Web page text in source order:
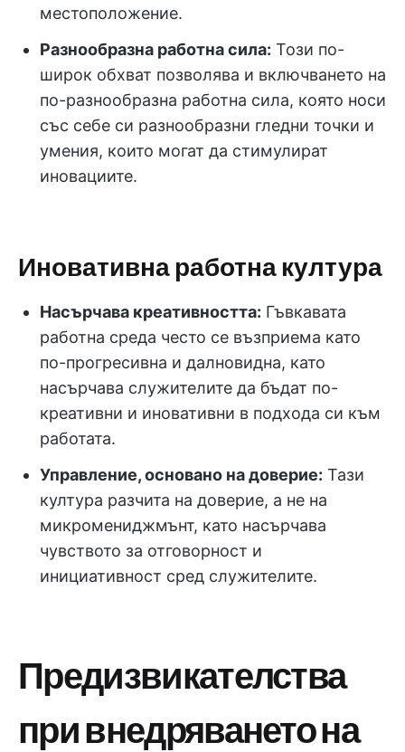
местоположение.
Разнообразна работна сила: Този по-
широк обхват позволява и включването на
по-разнообразна работна сила, която носи
със себе си разнообразни гледни точки и
умения, които могат да стимулират
иновациите.
Иновативна работна култура
Насърчава креативността: Гъвкавата
работна среда често се възприема като
по-прогресивна и далновидна, като
насърчава служителите да бъдат по-
креативни и иновативни в подхода си към
работата.
Управление, основано на доверие: Тази
култура разчита на доверие, а не на
микромениджмънт, като насърчава
чувството за отговорност и
инициативност сред служителите.
Предизвикателства
при внедряването на